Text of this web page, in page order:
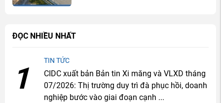
ĐỌC NHIỀU NHẤT
1
TIN TỨC
CIDC xuất bản Bản tin Xi măng và VLXD tháng
07/2026: Thị trường duy trì đà phục hồi, doanh
nghiệp bước vào giai đoạn cạnh ...